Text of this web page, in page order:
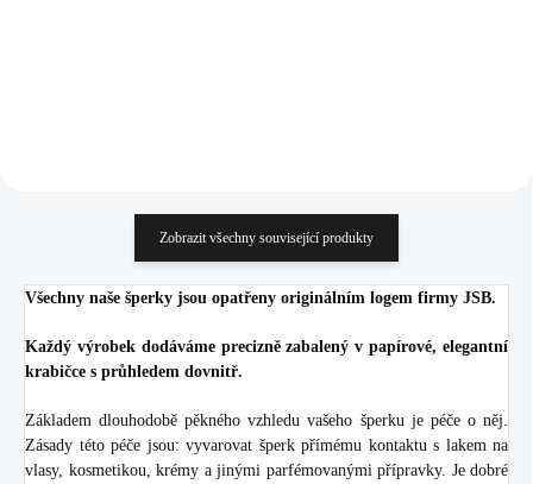
Zobrazit všechny související produkty
Všechny naše šperky jsou opatřeny originálním logem firmy JSB.
Každý výrobek dodáváme precizně zabalený v papírové, elegantní
krabičce s průhledem dovnitř.
Základem dlouhodobě pěkného vzhledu vašeho šperku je péče o něj.
Zásady této péče jsou: vyvarovat šperk přímému kontaktu s lakem na
vlasy, kosmetikou, krémy a jinými parfémovanými přípravky. Je dobré